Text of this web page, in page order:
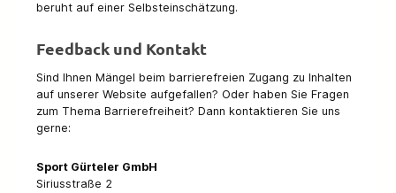
beruht auf einer Selbsteinschätzung.
Feedback und Kontakt
Sind Ihnen Mängel beim barrierefreien Zugang zu Inhalten
auf unserer Website aufgefallen? Oder haben Sie Fragen
zum Thema Barrierefreiheit? Dann kontaktieren Sie uns
gerne:
Sport Gürteler GmbH
Siriusstraße 2